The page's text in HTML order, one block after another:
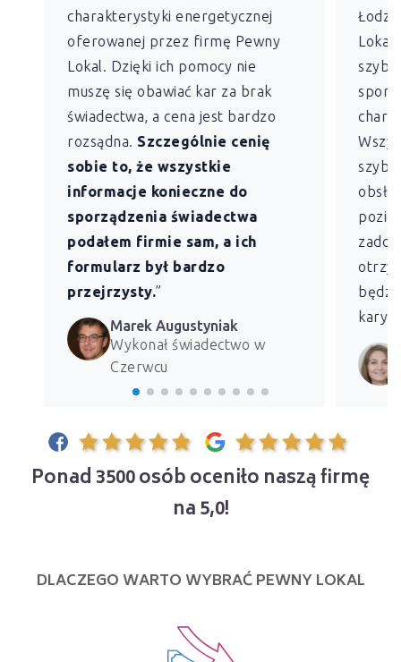
charakterystyki energetycznej
oferowanej przez firmę Pewny
Lokal. Dzięki ich pomocy nie
muszę się obawiać kar za brak
świadectwa, a cena jest bardzo
rozsądna. Szczególnie cenię
sobie to, że wszystkie
informacje konieczne do
sporządzenia świadectwa
podałem firmie sam, a ich
formularz był bardzo
przejrzysty.”
Marek Augustyniak
Wykonał świadectwo w
Czerwcu
Łodzi)
Lokal
kary
Ponad 3500 osób oceniło naszą firmę
na 5,0!
DLACZEGO WARTO WYBRAĆ PEWNY LOKAL